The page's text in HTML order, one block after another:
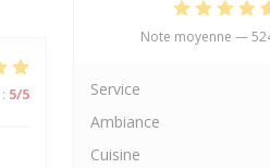
: 5/5
Note moyenne —
Service
Ambiance
Cuisine